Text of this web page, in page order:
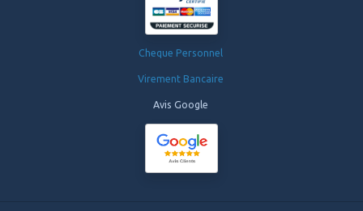
Cheque Personnel
Virement Bancaire
Avis Google